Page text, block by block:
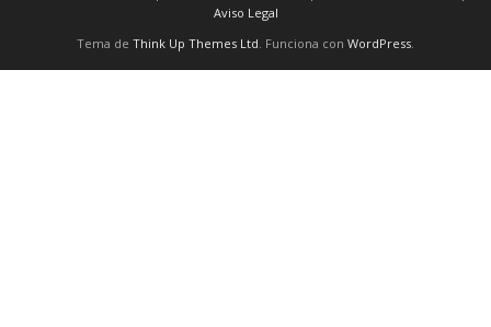
Aviso Legal
Tema de Think Up Themes Ltd. Funciona con WordPress.